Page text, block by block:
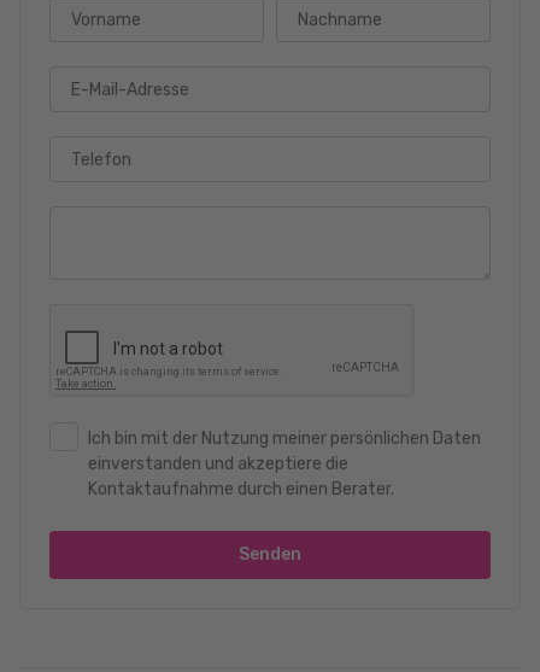
Vorname Nachname
E-Mail-Adresse
Telefon
Ich bin mit der Nutzung meiner persönlichen Daten
einverstanden und akzeptiere die
Kontaktaufnahme durch einen Berater.
Senden